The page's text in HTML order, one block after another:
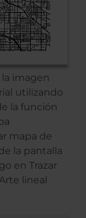
imagen
utilizando
la función
mapa de
la pantalla
en Trazar
lineal